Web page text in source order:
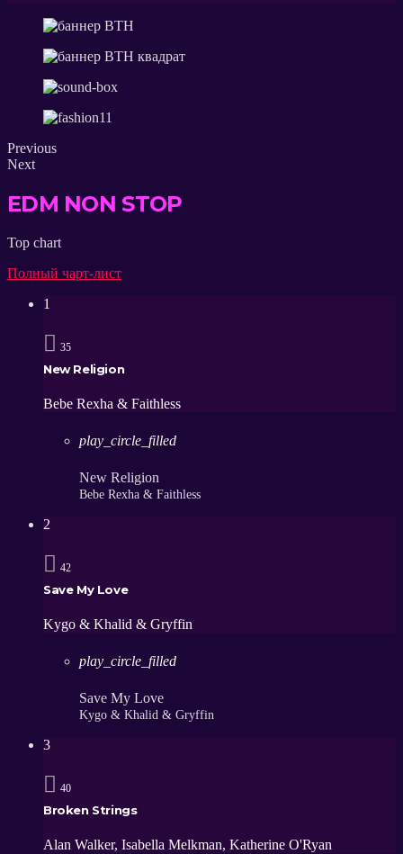
Previous
Next
EDM NON STOP
Top chart
Полный чарт-лист
1
35
New Religion
Bebe Rexha & Faithless
play_circle_filled
New Religion
Bebe Rexha & Faithless
2
42
Save My Love
Kygo & Khalid & Gryffin
play_circle_filled
Save My Love
Kygo & Khalid & Gryffin
3
40
Broken Strings
Alan Walker, Isabella Melkman, Katherine O'Ryan